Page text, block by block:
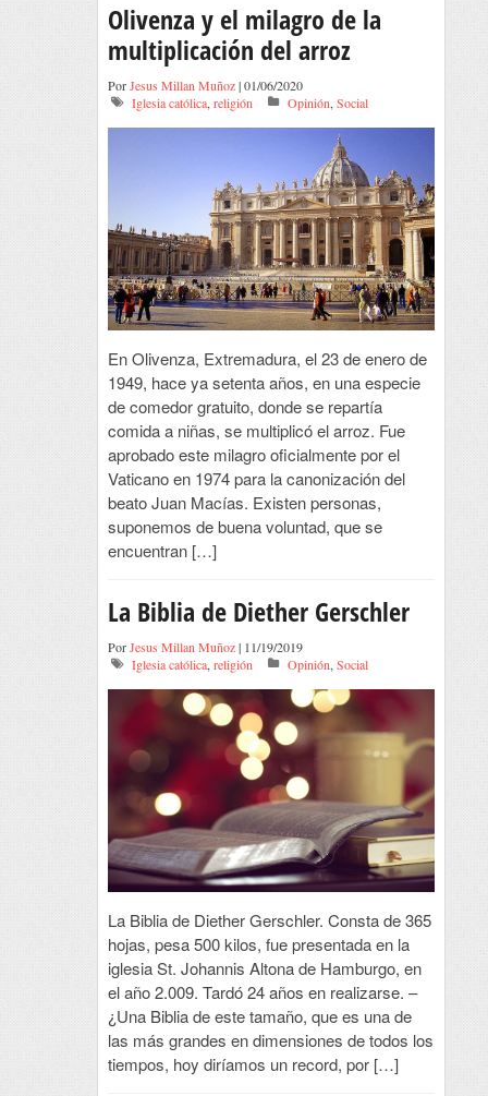
Olivenza y el milagro de la
multiplicación del arroz
PorJesus Millan Muñoz| 01/06/2020
Iglesia católica, religión Opinión, Social
En Olivenza, Extremadura, el 23 de enero de
1949, hace ya setenta años, en una especie
de comedor gratuito, donde se repartía
comida a niñas, se multiplicó el arroz. Fue
aprobado este milagro oficialmente por el
Vaticano en 1974 para la canonización del
beato Juan Macías. Existen personas,
suponemos de buena voluntad, que se
encuentran […]
La Biblia de Diether Gerschler
PorJesus Millan Muñoz| 11/19/2019
Iglesia católica,religión Opinión,Social
La Biblia de Diether Gerschler. Consta de 365
hojas, pesa 500 kilos, fue presentada en la
iglesia St. Johannis Altona de Hamburgo, en
el año 2.009. Tardó 24 años en realizarse. –
¿Una Biblia de este tamaño, que es una de
las más grandes en dimensiones de todos los
tiempos, hoy diríamos un record, por […]